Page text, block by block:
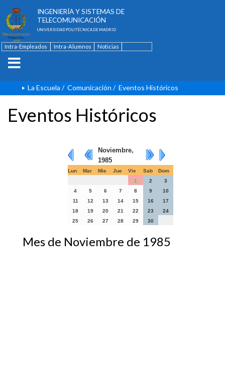
INGENIERÍA Y SISTEMAS DE
TELECOMUNICACIÓN
UNIVERSIDAD POLITÉCNICA DE MADRID
Intra-Empleados Intra-Alumnos
Noticias
La Escuela / Comunicación / Eventos Históricos
Eventos Históricos
Noviembre,
1985
Lun Mar Mie Jue Vie Sab
Dom
1
2
3
4
5 6 7 8 9
10
11
12 13 14 15 16
17
18
19 20 21 22 23
24
25
26 27 28 29 30
Mes de Noviembre de 1985